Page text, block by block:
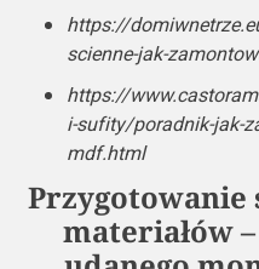
https://
scienne-jak-
https://
i-sufity/poradnik-jak-
mdf.html
Przygotowanie
materiałów